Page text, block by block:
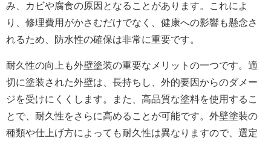
み、カビや腐食の原因となることがあります。これによ
り、修理費用がかさむだけでなく、健康への影響も懸念さ
れるため、防水性の確保は非常に重要です。
耐久性の向上も外壁塗装の重要なメリットの一つです。適
切に塗装された外壁は、長持ちし、外的要因からのダメー
ジを受けにくくします。また、高品質な塗料を使用するこ
とで、耐久性をさらに高めることが可能です。外壁塗装の
種類や仕上げ方によっても耐久性は異なりますので、選定